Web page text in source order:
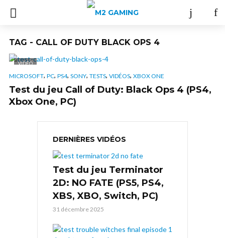
TAG - CALL OF DUTY BLACK OPS 4
VIDÉO
MICROSOFT, PC, PS4, SONY, TESTS, VIDÉOS, XBOX ONE
Test du jeu Call of Duty: Black Ops 4 (PS4,
Xbox One, PC)
DERNIÈRES VIDÉOS
Test du jeu Terminator
2D: NO FATE (PS5, PS4,
XBS, XBO, Switch, PC)
31 décembre 2025